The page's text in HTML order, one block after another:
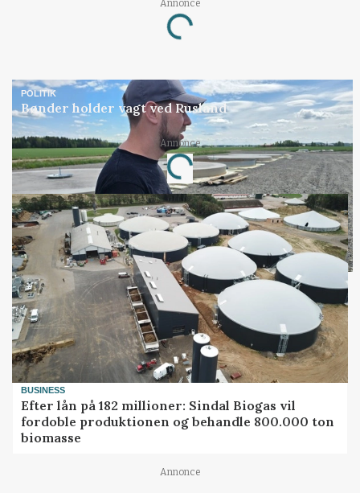
Annonce
Loading...
POLITIK
Bønder holder vagt ved Rusland
Annonce
Loading...
BUSINESS
Efter lån på 182 millioner: Sindal Biogas vil
fordoble produktionen og behandle 800.000 ton
biomasse
Annonce